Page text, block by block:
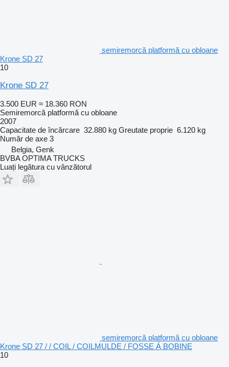
semiremorcă platformă cu obloane
Krone SD 27
10
Krone SD 27
3.500 EUR ≈ 18.360 RON
Semiremorcă platformă cu obloane
2007
Capacitate de încărcare 32.880 kg Greutate proprie 6.120 kg
Număr de axe 3
Belgia, Genk
BVBA OPTIMA TRUCKS
Luați legătura cu vânzătorul
semiremorcă platformă cu obloane
Krone SD 27 / / COIL / COILMULDE / FOSSE Á BOBINE
10